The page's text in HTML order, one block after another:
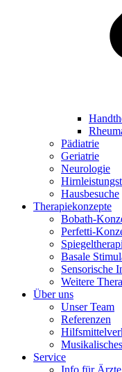
Pädiatrie
Geriatrie
Neurologie
Hausbesuche
Therapiekonzepte
Bobath-
Perfetti-
Basale
Sensorische
Weitere
Über uns
Unser Team
Referenzen
Service
Info für Ärzte